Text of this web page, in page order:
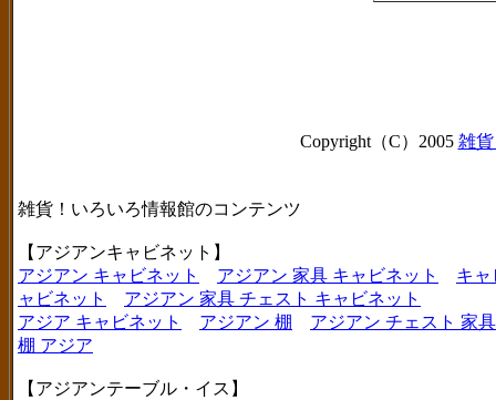
Copyright（C）2005 雑
雑貨！いろいろ情報館のコンテンツ
【アジアンキャビネット】
アジアン キャビネット
アジアン 家具 キャビネット
キャ
ャビネット
アジアン 家具 チェスト キャビネット
アジア キャビネット
アジアン 棚
アジアン チェスト 家
棚 アジア
【アジアンテーブル・イス】